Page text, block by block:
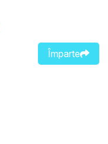
Împarte